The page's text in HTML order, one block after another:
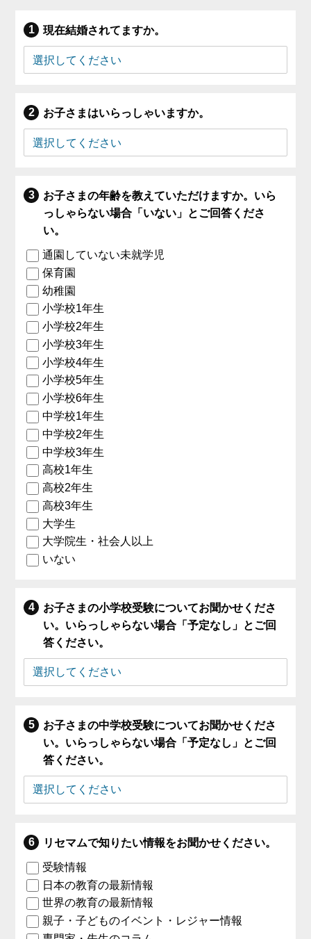
現在結婚されてますか。
お子さまはいらっしゃいますか。
お子さまの年齢を教えていただけますか。いら
っしゃらない場合「いない」とご回答くださ
い。
通園していない未就学児
保育園
幼稚園
小学校1年生
小学校2年生
小学校3年生
小学校4年生
小学校5年生
小学校6年生
中学校1年生
中学校2年生
中学校3年生
高校1年生
高校2年生
高校3年生
大学生
大学院生・社会人以上
いない
お子さまの小学校受験についてお聞かせくださ
い。いらっしゃらない場合「予定なし」とご回
答ください。
お子さまの中学校受験についてお聞かせくださ
い。いらっしゃらない場合「予定なし」とご回
答ください。
リセマムで知りたい情報をお聞かせください。
受験情報
日本の教育の最新情報
世界の教育の最新情報
親子・子どものイベント・レジャー情報